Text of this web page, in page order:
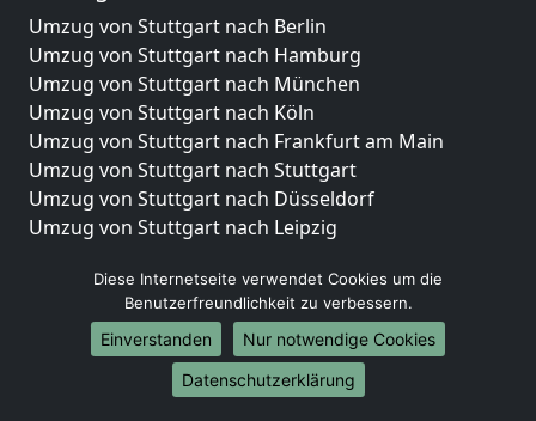
Umzug von Stuttgart nach Berlin
Umzug von Stuttgart nach Hamburg
Umzug von Stuttgart nach München
Umzug von Stuttgart nach Köln
Umzug von Stuttgart nach Frankfurt am Main
Umzug von Stuttgart nach Stuttgart
Umzug von Stuttgart nach Düsseldorf
Umzug von Stuttgart nach Leipzig
Umzug von Stuttgart nach Essen
Umzug von Stuttgart nach Bremen
Umzug von Stuttgart nach Dresden
Umzug von Stuttgart nach Hannover
Umzug von Stuttgart nach Nürnberg
Diese Internetseite verwendet Cookies um die
Benutzerfreundlichkeit zu verbessern.
Einverstanden
Nur notwendige Cookies
Datenschutzerklärung